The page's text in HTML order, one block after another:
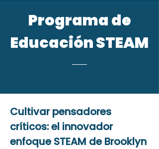
Programa de
Educación STEAM
Cultivar pensadores
críticos: el innovador
enfoque STEAM de Brooklyn